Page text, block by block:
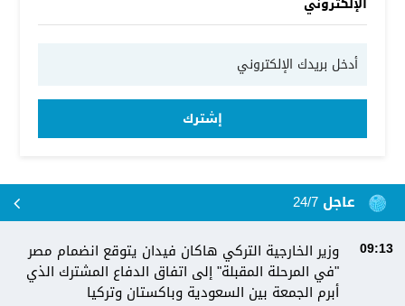
إشترك
عاجل 24/7
09:13
وزير الخارجية التركي هاكان فيدان يتوقع انضمام مصر
"في المرحلة المقبلة" إلى اتفاق الدفاع المشترك الذي
أبرم الجمعة بين السعودية وباكستان وتركيا